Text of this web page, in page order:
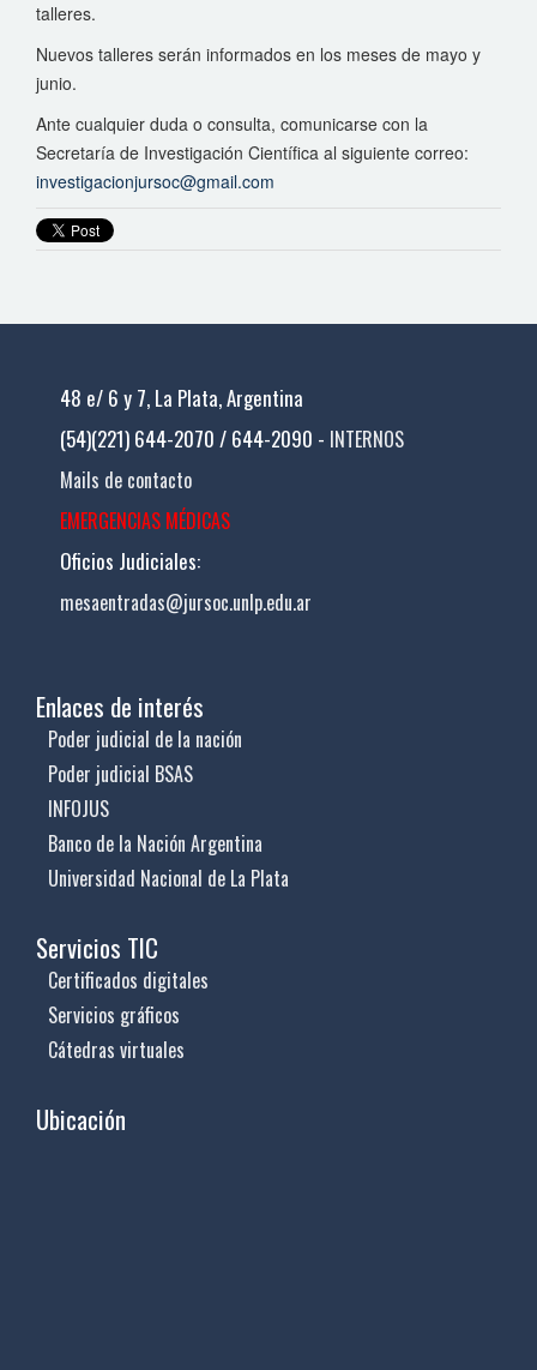
talleres.
Nuevos talleres serán informados en los meses de mayo y
junio.
Ante cualquier duda o consulta, comunicarse con la
Secretaría de Investigación Científica al siguiente correo:
investigacionjursoc@gmail.com
48 e/ 6 y 7, La Plata, Argentina
(54)(221) 644-2070 / 644-2090 - INTERNOS
Mails de contacto
EMERGENCIAS MÉDICAS
Oficios Judiciales:
mesaentradas@jursoc.unlp.edu.ar
Enlaces de interés
Poder judicial de la nación
Poder judicial BSAS
INFOJUS
Banco de la Nación Argentina
Universidad Nacional de La Plata
Servicios TIC
Certificados digitales
Servicios gráficos
Cátedras virtuales
Ubicación